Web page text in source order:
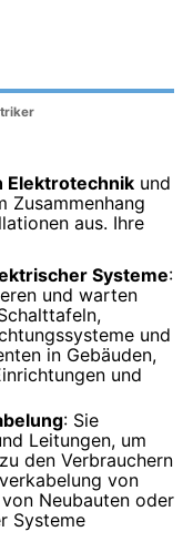
Elektrotechnik und
Zusammenhang
aus. Ihre
Systeme:
und warten
und
in Gebäuden,
und
: Sie
Leitungen, um
den Verbrauchern
von
Neubauten oder
Systeme